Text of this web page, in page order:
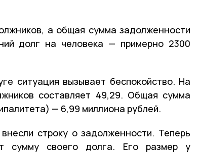
а общая сумма задолженности
долг на человека — примерно 2300
ситуация вызывает беспокойство. На
составляет 49,29. Общая сумма
— 6,99 миллиона рублей.
строку о задолженности. Теперь
сумму своего долга. Его размер у